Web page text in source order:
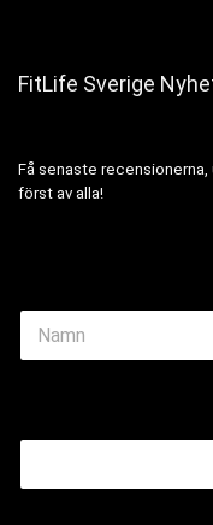
FitLife Sverige
Få senaste
först av alla!
N
m